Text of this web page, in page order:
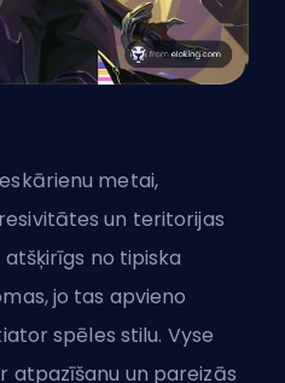
metai,
un teritorijas
no tipiska
jo tas apvieno
spēles stilu. Vyse
atpazīšanu un pareizās